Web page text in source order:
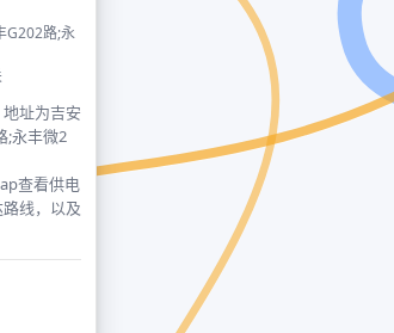
G202路;永
址为吉安
;永丰微2
查看供电
线，以及